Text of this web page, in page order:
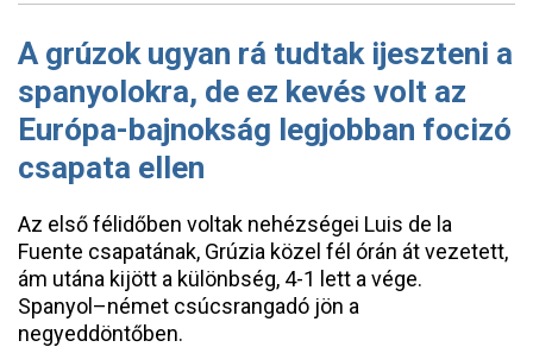
A grúzok ugyan rá tudtak ijeszteni a
spanyolokra, de ez kevés volt az
Európa-bajnokság legjobban focizó
csapata ellen
Az első félidőben voltak nehézségei Luis de la
Fuente csapatának, Grúzia közel fél órán át vezetett,
ám utána kijött a különbség, 4-1 lett a vége.
Spanyol–német csúcsrangadó jön a
negyeddöntőben.